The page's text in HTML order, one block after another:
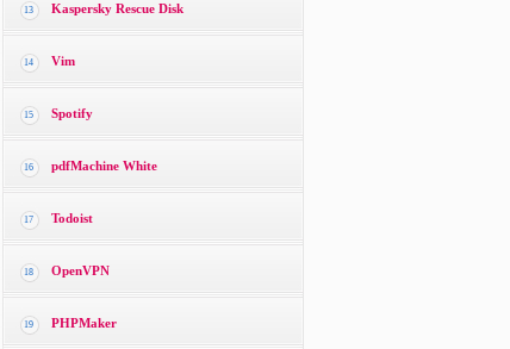
13 Kaspersky Rescue Disk
14 Vim
15 Spotify
16 pdfMachine White
17 Todoist
18 OpenVPN
19 PHPMaker